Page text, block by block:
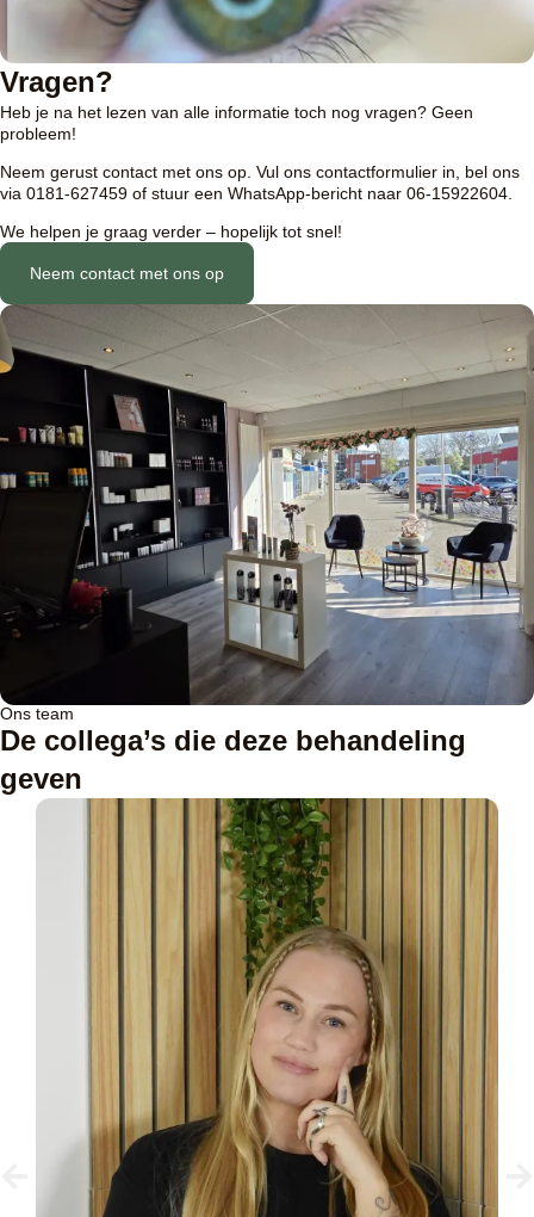
Vragen?
Heb je na het lezen van alle informatie toch nog vragen? Geen
probleem!
Neem gerust contact met ons op. Vul ons contactformulier in, bel ons
via 0181-627459 of stuur een WhatsApp-bericht naar 06-15922604.
We helpen je graag verder – hopelijk tot snel!
Neem contact met ons op
Ons team
De collega’s die deze behandeling
geven